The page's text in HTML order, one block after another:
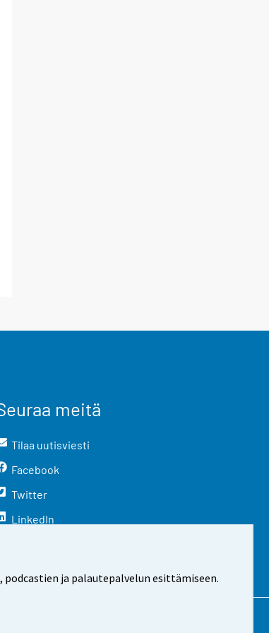
ja palautepalvelun esittämiseen.
meitä
Tilaa uutisviesti
Facebook
Twitter
LinkedIn